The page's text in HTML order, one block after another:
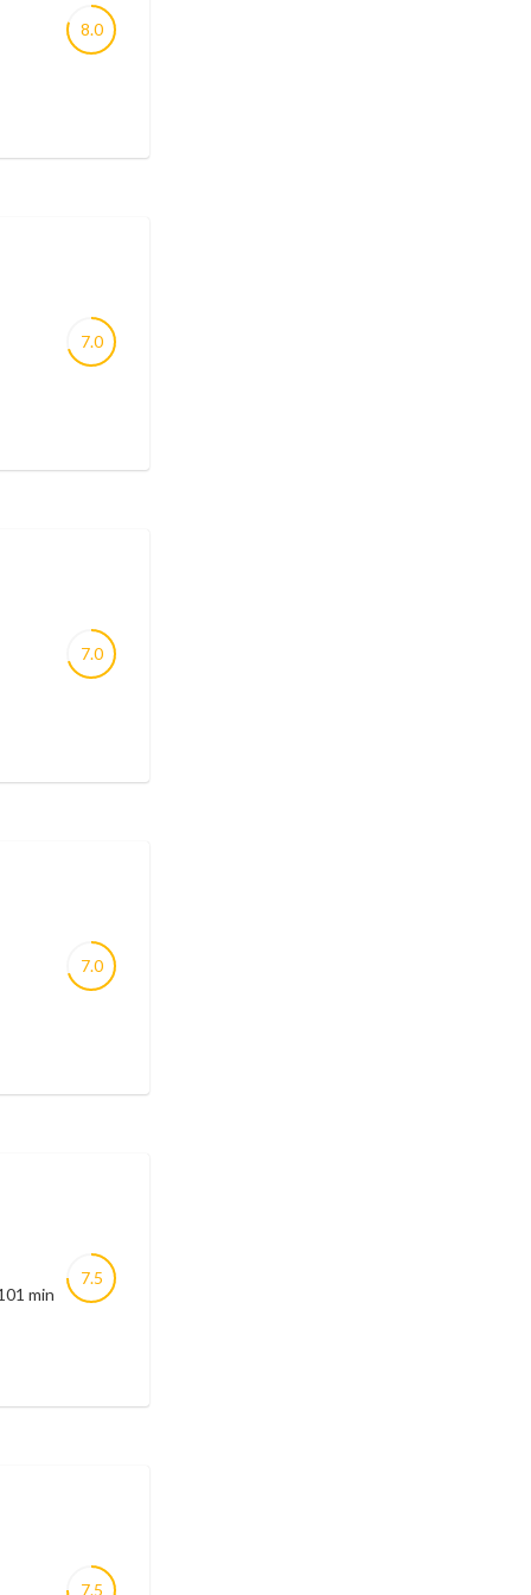
8.0
7.0
7.0
7.0
min
7.5
7.5